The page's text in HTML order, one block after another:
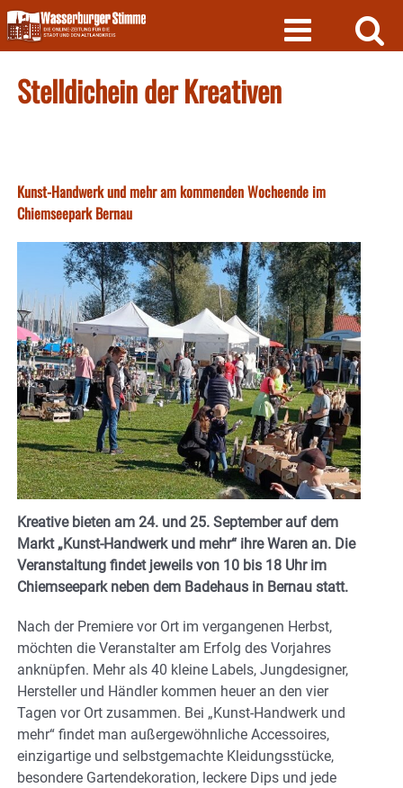
Skip
to
content
Stelldichein der Kreativen
Kunst-Handwerk und mehr am kommenden Wocheende im
Chiemseepark Bernau
Kreative bieten am 24. und 25. September auf dem
Markt „Kunst-Handwerk und mehr“ ihre Waren an. Die
Veranstaltung findet jeweils von 10 bis 18 Uhr im
Chiemseepark neben dem Badehaus in Bernau statt.
Nach der Premiere vor Ort im vergangenen Herbst,
möchten die Veranstalter am Erfolg des Vorjahres
anknüpfen. Mehr als 40 kleine Labels, Jungdesigner,
Hersteller und Händler kommen heuer an den vier
Tagen vor Ort zusammen. Bei „Kunst-Handwerk und
mehr“ findet man außergewöhnliche Accessoires,
einzigartige und selbstgemachte Kleidungsstücke,
besondere Gartendekoration, leckere Dips und jede